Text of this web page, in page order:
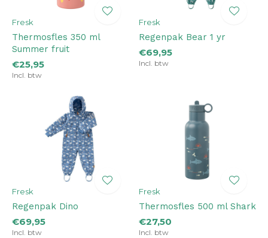
Fresk
Thermosfles 350 ml
Summer fruit
€25,95
Incl. btw
Fresk
Regenpak Bear 1 yr
€69,95
Incl. btw
Fresk
Regenpak Dino
€69,95
Incl. btw
Fresk
Thermosfles 500 ml Shark
€27,50
Incl. btw